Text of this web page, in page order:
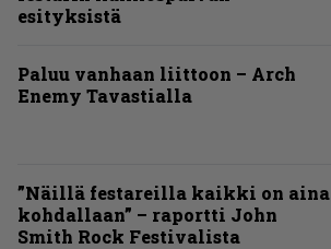
esityksistä
Paluu vanhaan liittoon – Arch
Enemy Tavastialla
”Näillä festareilla kaikki on aina
kohdallaan” – raportti John
Smith Rock Festivalista